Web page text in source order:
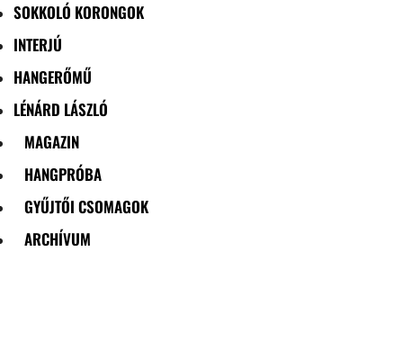
SOKKOLÓ KORONGOK
INTERJÚ
HANGERŐMŰ
LÉNÁRD LÁSZLÓ
MAGAZIN
HANGPRÓBA
GYŰJTŐI CSOMAGOK
ARCHÍVUM